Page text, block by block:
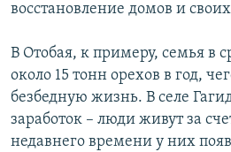
восстановление домов и
В Отобая, к примеру, семья в
около 15 тонн орехов в год,
безбедную жизнь. В селе
заработок – люди живут за
недавнего времени у них